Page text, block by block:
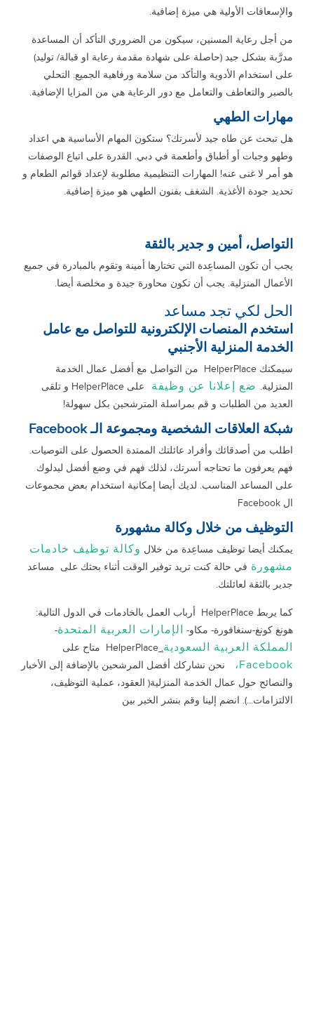
والإسعافات الأولية هي ميزة إضافية.
من أجل رعاية المسنين، سيكون من الضروري التأكد أن المساعدة
مدرَّبة بشكل جيد (حاصلة على شهادة مقدمة رعاية او قبالة/ توليد)
على استخدام الأدوية والتأكد من سلامة ورفاهية الجميع. التحلي
بالصبر والتعاطف والتعامل مع دور الرعاية هي من المزايا الإضافية.
مهارات الطهي
هل تبحث عن طاه جيد لأسرتك؟ ستكون المهام الأساسية هي اعداد
وطهو وجبات أو أطباق وأطعمة في دبي. القدرة على اتباع الوصفات
هو أمر لا غنى عنه! المهارات التنظيمية مطلوبة لإعداد قوائم الطعام و
تحديد جودة الأغذية. الشغف بفنون الطهي هو ميزة إضافية.
التواصل، أمين و جدير بالثقة
يجب أن تكون المساعِدة التي تختارها أمينة وتقوم بالمبادرة في جميع
الأعمال المنزلية. يجب أن تكون محاورة جيدة و مخلصة أيضا.
الحل لكي تجد مساعد
استخدم المنصات الإلكترونية للتواصل مع عامل
الخدمة المنزلية الأجنبي
سيمكنك HelperPlace من التواصل مع أفضل عمال الخدمة
المنزلية. ضع إعلانا عن وظيفة
على HelperPlace و تلقى
العديد من الطلبات و قم بمراسلة المترشحين بكل سهولة!
شبكة العلاقات الشخصية ومجموعة الـ Facebook
اطلب من أصدقائك وأفراد عائلتك الممتدة الحصول على التوصيات.
فهم يعرفون ما تحتاجه أسرتك، لذلك فهم في وضع أفضل ليدلوك
على المساعد المناسب. لديك أيضا إمكانية استخدام بعض مجموعات
ال Facebook
التوظيف من خلال وكالة مشهورة
يمكنك أيضا توظيف مساعِدة من خلال وكالة توظيف خادمات
مشهورة في حالة كنت تريد توفير الوقت أثناء بحثك على مساعد
جدير بالثقة لعائلتك.
كما يربط HelperPlace أرباب العمل بالخادمات في الدول التالية:
هونغ كونغ-سنغافورة- مكاو- الإمارات العربية المتحدة-
المملكة العربية السعودية. HelperPlace متاح على
Facebook،
نحن نشاركك أفضل المرشحين بالإضافة إلى الأخبار
والنصائح حول عمال الخدمة المنزلية( العقود، عملية التوظيف،
الالتزامات...). انضم إلينا وقم بنشر الخبر بين